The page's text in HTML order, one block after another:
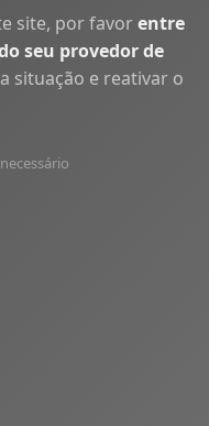
site, por favorentre
seu provedor de
situação e reativar o